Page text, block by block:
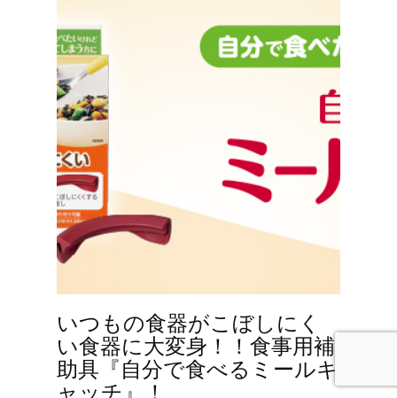
いつもの食器がこぼしにく
い食器に大変身！！食事用補
助具『自分で食べるミールキ
ャッチ』！